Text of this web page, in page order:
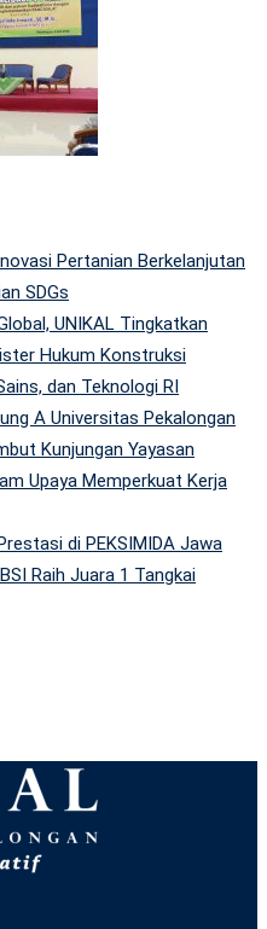
Pertanian Berkelanjutan
SDGs
UNIKAL Tingkatkan
Hukum Konstruksi
dan Teknologi RI
A Universitas Pekalongan
Kunjungan Yayasan
Upaya Memperkuat Kerja
di PEKSIMIDA Jawa
Raih Juara 1 Tangkai